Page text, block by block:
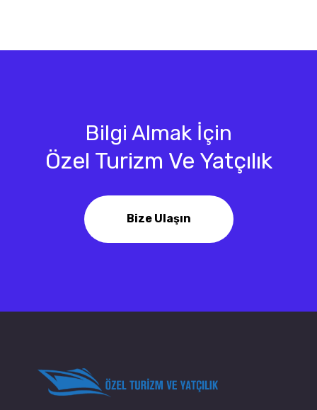
Bilgi Almak İçin
Özel Turizm Ve Yatçılık
Bize Ulaşın